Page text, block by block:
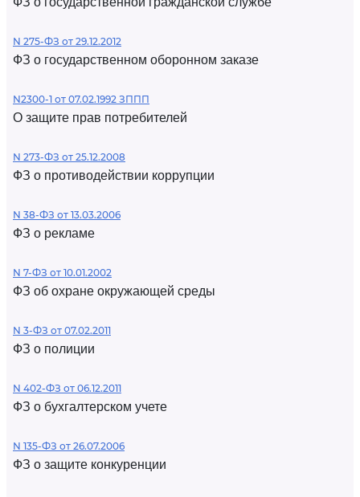
N 275-ФЗ от 29.12.2012
ФЗ о государственном оборонном заказе
N2300-1 от 07.02.1992 ЗППП
О защите прав потребителей
N 273-ФЗ от 25.12.2008
ФЗ о противодействии коррупции
N 38-ФЗ от 13.03.2006
ФЗ о рекламе
N 7-ФЗ от 10.01.2002
ФЗ об охране окружающей среды
N 3-ФЗ от 07.02.2011
ФЗ о полиции
N 402-ФЗ от 06.12.2011
ФЗ о бухгалтерском учете
N 135-ФЗ от 26.07.2006
ФЗ о защите конкуренции